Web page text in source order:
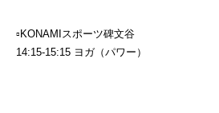
▫︎KONAMIスポーツ碑文谷
14:15-15:15 ヨガ（パワー）